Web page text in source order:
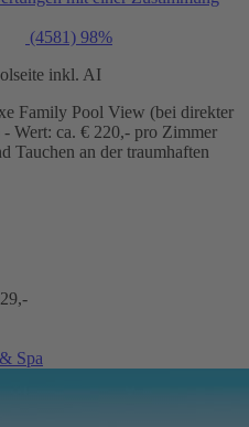
(4581) 98%
inkl. AI
Family Pool View (bei direkter
Wert: ca. € 220,- pro Zimmer
Tauchen an der traumhaften
Spa